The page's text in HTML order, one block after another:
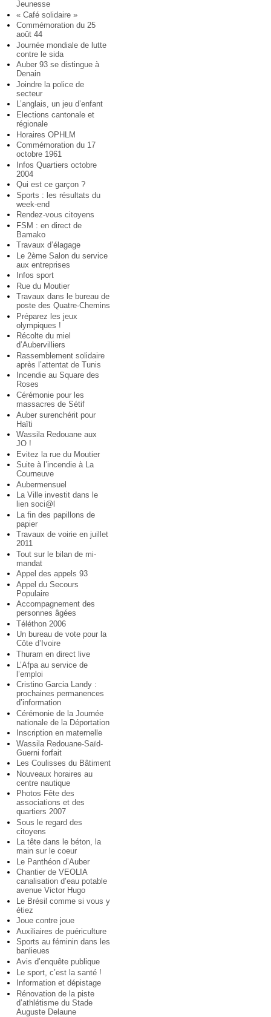
Jeunesse
« Café solidaire »
Commémoration du 25
août 44
Journée mondiale de lutte
contre le sida
Auber 93 se distingue à
Denain
Joindre la police de
secteur
L’anglais, un jeu d’enfant
Elections cantonale et
régionale
Horaires OPHLM
Commémoration du 17
octobre 1961
Infos Quartiers octobre
2004
Qui est ce garçon ?
Sports : les résultats du
week-end
Rendez-vous citoyens
FSM : en direct de
Bamako
Travaux d’élagage
Le 2ème Salon du service
aux entreprises
Infos sport
Rue du Moutier
Travaux dans le bureau de
poste des Quatre-Chemins
Préparez les jeux
olympiques !
Récolte du miel
d’Aubervilliers
Rassemblement solidaire
après l’attentat de Tunis
Incendie au Square des
Roses
Cérémonie pour les
massacres de Sétif
Auber surenchérit pour
Haïti
Wassila Redouane aux
JO !
Evitez la rue du Moutier
Suite à l’incendie à La
Courneuve
Aubermensuel
La Ville investit dans le
lien soci@l
La fin des papillons de
papier
Travaux de voirie en juillet
2011
Tout sur le bilan de mi-
mandat
Appel des appels 93
Appel du Secours
Populaire
Accompagnement des
personnes âgées
Téléthon 2006
Un bureau de vote pour la
Côte d’Ivoire
Thuram en direct live
L’Afpa au service de
l’emploi
Cristino Garcia Landy :
prochaines permanences
d’information
Cérémonie de la Journée
nationale de la Déportation
Inscription en maternelle
Wassila Redouane-Saïd-
Guerni forfait
Les Coulisses du Bâtiment
Nouveaux horaires au
centre nautique
Photos Fête des
associations et des
quartiers 2007
Sous le regard des
citoyens
La tête dans le béton, la
main sur le coeur
Le Panthéon d’Auber
Chantier de VEOLIA
canalisation d’eau potable
avenue Victor Hugo
Le Brésil comme si vous y
étiez
Joue contre joue
Auxiliaires de puériculture
Sports au féminin dans les
banlieues
Avis d’enquête publique
Le sport, c’est la santé !
Information et dépistage
Rénovation de la piste
d’athlétisme du Stade
Auguste Delaune